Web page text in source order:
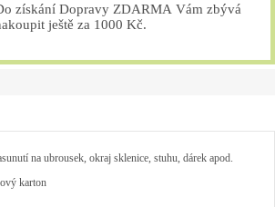
získání Dopravy ZDARMA Vám zbývá
ještě za 1000 Kč.
na ubrousek, okraj sklenice, stuhu, dárek apod.
karton